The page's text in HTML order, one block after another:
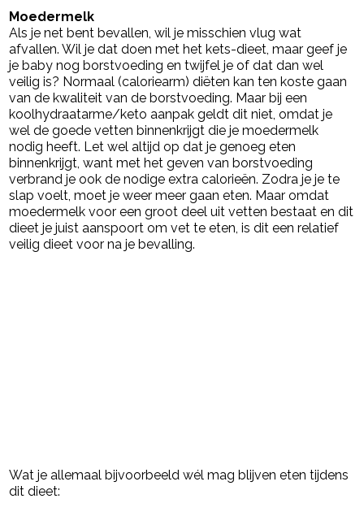
Moedermelk
Als je net bent bevallen, wil je misschien vlug wat
afvallen. Wil je dat doen met het kets-dieet, maar geef je
je baby nog borstvoeding en twijfel je of dat dan wel
veilig is? Normaal (caloriearm) diëten kan ten koste gaan
van de kwaliteit van de borstvoeding. Maar bij een
koolhydraatarme/keto aanpak geldt dit niet, omdat je
wel de goede vetten binnenkrijgt die je moedermelk
nodig heeft. Let wel altijd op dat je genoeg eten
binnenkrijgt, want met het geven van borstvoeding
verbrand je ook de nodige extra calorieën. Zodra je je te
slap voelt, moet je weer meer gaan eten. Maar omdat
moedermelk voor een groot deel uit vetten bestaat en dit
dieet je juist aanspoort om vet te eten, is dit een relatief
veilig dieet voor na je bevalling.
Wat je allemaal bijvoorbeeld wél mag blijven eten tijdens
dit dieet: